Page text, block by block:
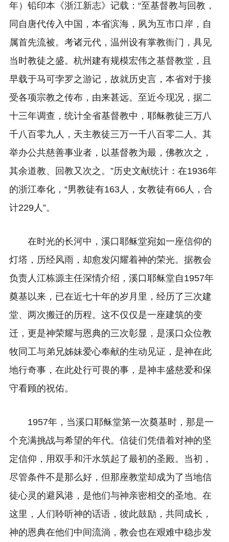
年） 铅印本《浙江新志》记载：“至基督教与回教，
同自唐代传入中国，本省滨海，夙为互市口岸，自
属首先流被。考诸元代，温州设有掌教衙门，具见
当时教徒之盛。杭州建有规模宏伟之基督教堂，且
早载于马可孛罗之游记，故就历史言，本省对于接
受各项宗教之传布，由来甚远。至近今现况，据二
十三年调查，统计全省基督教中，耶稣教徒三万八
千八百零九人，天主教徒三万一千八百零二人。 其
举办公共慈善事业者，以基督教为最，佛教次之，
其余道教、回教又次之。”历史文献统计：在1936年
的浙江奉化，“男教徒有163人，女教徒有66人，合
计229人”。
在时光的长河中，溪口耶稣堂宛如一座信仰的
灯塔，历经风雨，却愈发闪耀着神的荣光。据教会
负责人江栋源主任深情介绍，溪口耶稣堂自1957年
奠基以来，已在近七十年的岁月里，经历了三次建
堂、两次搬迁的历程。这不仅仅是一座建筑的变
迁，更是神荣耀与恩典的三次彰显，是溪口众位教
牧同工与弟兄姊妹爱心奉献的生动见证，是神在此
地行奇事，在此处行可畏的事，是神丰盛慈爱和保
守看顾的祝佑。
1957年，当溪口耶稣堂第一次奠基时，那是一
个充满挑战与希望的年代。信徒们凭借着对神的坚
定信仰，用双手和汗水筑起了最初的圣殿。当初，
尽管条件不是那么好，但那座教堂却成为了当地信
徒心灵的避风港，是他们与神亲密相交的圣地。在
这里，人们聆听神的话语，彼此鼓励，共同成长，
神的恩典在他们中间流淌，教会也在艰难中稳步发